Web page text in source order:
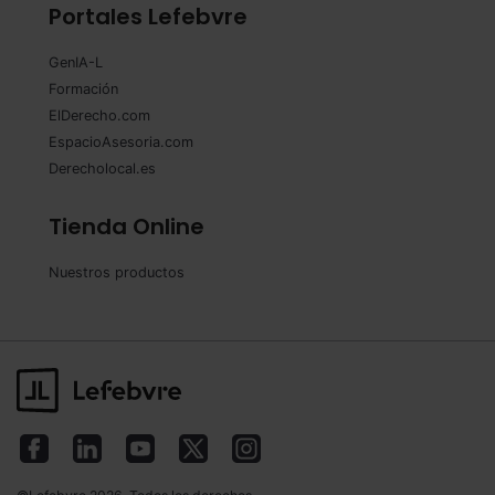
las que sean indispensables para la navegación.
Saber más acerca de las cookies
Portales Lefebvre
GenIA-L
Formación
ElDerecho.com
EspacioAsesoria.com
Derecholocal.es
Tienda Online
Nuestros productos